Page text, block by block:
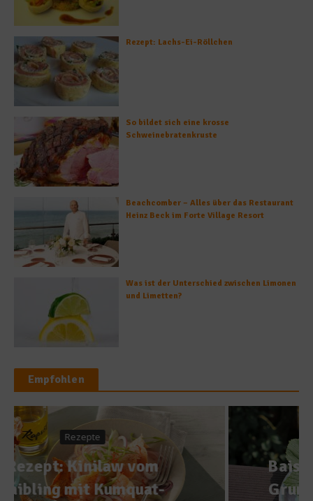
Rezept: Lachs-Ei-Röllchen
So bildet sich eine krosse
Schweinebratenkruste
Beachcomber – Alles über das Restaurant
Heinz Beck im Forte Village Resort
Was ist der Unterschied zwischen Limonen
und Limetten?
Empfohlen
Rezepte
Baiser selber machen – Das
Grundrezept plus fruchtige